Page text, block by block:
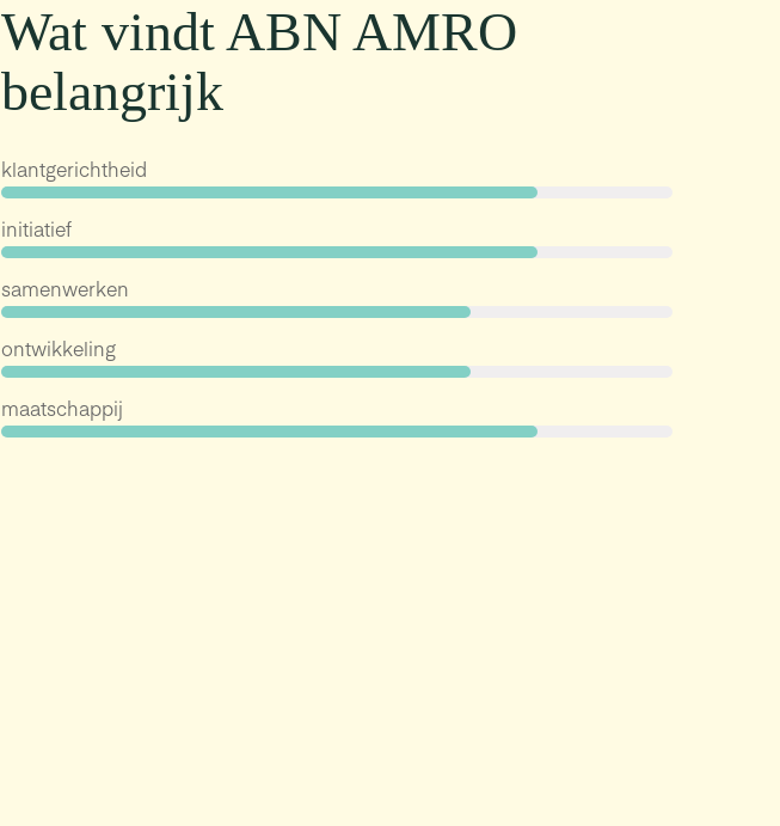
Wat vindt ABN AMRO
belangrijk
klantgerichtheid
initiatief
samenwerken
ontwikkeling
maatschappij